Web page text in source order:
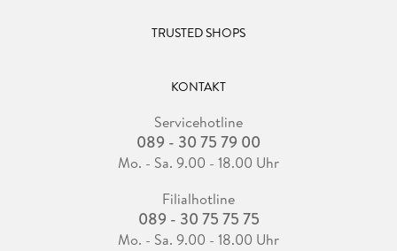
TRUSTED SHOPS
KONTAKT
Servicehotline
089 - 30 75 79 00
Mo. - Sa. 9.00 - 18.00 Uhr
Filialhotline
089 - 30 75 75 75
Mo. - Sa. 9.00 - 18.00 Uhr